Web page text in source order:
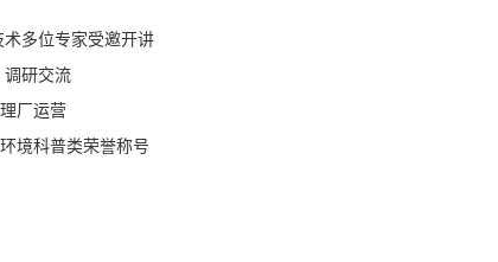
多位专家受邀开讲
调研交流
厂运营
境科普类荣誉称号